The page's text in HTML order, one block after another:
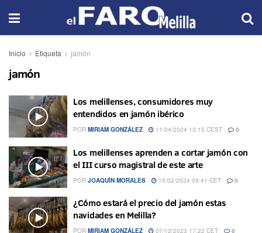
Inicio Etiqueta jamón
jamón
Los melillenses, consumidores muy
entendidos en jamón ibérico
POR MIRIAM GONZÁLEZ 11/04/2024 13:15 CEST 0
Los melillenses aprenden a cortar jamón con
el III curso magistral de este arte
POR JOAQUÍN MORALES 15/02/2024 09:41 CET 0
¿Cómo estará el precio del jamón estas
navidades en Melilla?
POR MIRIAM GONZÁLEZ 07/12/2023 17:22 CET 0